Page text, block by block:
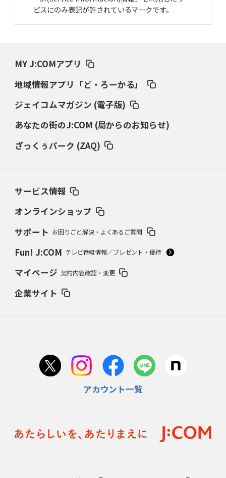
ビスにのみ表記が許されているマークです。
MY J:COMアプリ
地域情報アプリ「ど・ろーかる」
ジェイコムマガジン (電子版)
あなたの街のJ:COM (局からのお知らせ)
ざっくぅパーク (ZAQ)
サービス情報
オンラインショップ
サポート お困りごと解決・よくあるご質問
Fun! J:COM テレビ番組情報／プレゼント・優待
マイページ 契約内容確認・変更
企業サイト
アカウント一覧